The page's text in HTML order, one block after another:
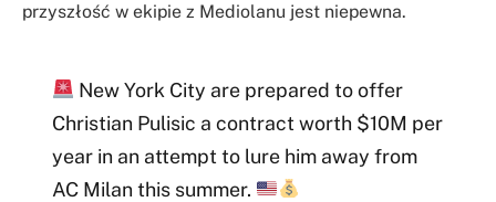
przyszłość w ekipie z Mediolanu jest niepewna.
New York City are prepared to offer
Christian Pulisic a contract worth $10M per
year in an attempt to lure him away from
AC Milan this summer.